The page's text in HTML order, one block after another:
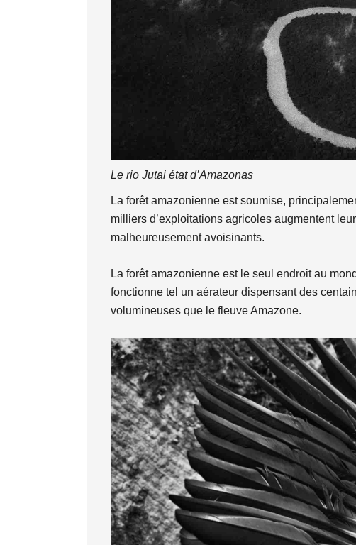
Le rio Jutai état d’Amazonas
La forêt amazonienne est soumise,
milliers d’exploitations agricoles augmentent
malheureusement avoisinants.
La forêt amazonienne est le seul endroit au
fonctionne tel un aérateur dispensant des
volumineuses que le fleuve Amazone.